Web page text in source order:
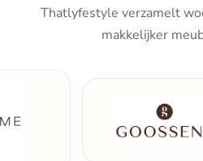
Thatlyfestyle verzamelt
makkelijker